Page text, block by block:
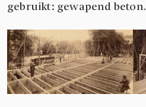
gebruikt: gewapend beton.